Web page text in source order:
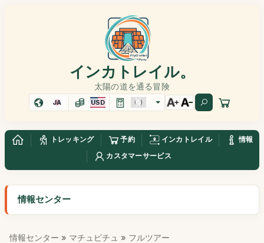
インカトレイル。
太陽の道を通る冒険
JA USD
トレッキング 予約 インカトレイル
情報
カスタマーサービス
情報センター
情報センター » マチュピチュ » フルツアー